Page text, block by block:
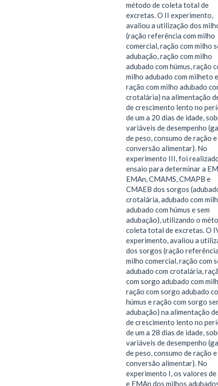
método de coleta total de
excretas. O II experimento,
avaliou a utilização dos
(ração referência com milho
comercial, ração com milho
adubação, ração com milho
adubado com húmus, ração
milho adubado com milheto e
ração com milho adubado
crotalária) na alimentação
de crescimento lento no
de um a 20 dias de idade,
variáveis de desempenho
de peso, consumo de ração e
conversão alimentar). No
experimento III, foi
ensaio para determinar a
EMAn, CMAMS, CMAPB e
CMAEB dos sorgos
crotalária, adubado com
adubado com húmus e sem
adubação), utilizando o
coleta total de excretas. O
experimento, avaliou a
dos sorgos (ração
milho comercial, ração com
adubado com crotalária,
com sorgo adubado com
ração com sorgo adubado
húmus e ração com sorgo
adubação) na alimentação
de crescimento lento no
de um a 28 dias de idade,
variáveis de desempenho
de peso, consumo de ração e
conversão alimentar). No
experimento I, os valores
e EMAn dos milhos